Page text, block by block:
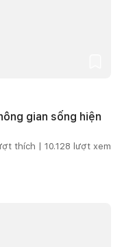
gian sống hiện
thích | 10.128 lượt xem